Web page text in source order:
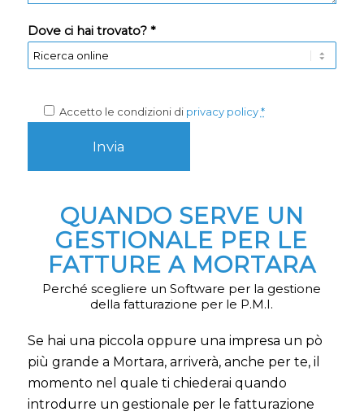
Dove ci hai trovato? *
Accetto le condizioni di privacy policy *
QUANDO SERVE UN
GESTIONALE PER LE
FATTURE A MORTARA
Perché scegliere un Software per la gestione
della fatturazione per le P.M.I.
Se hai una piccola oppure una impresa un pò
più grande a Mortara, arriverà, anche per te, il
momento nel quale ti chiederai quando
introdurre un gestionale per le fatturazione